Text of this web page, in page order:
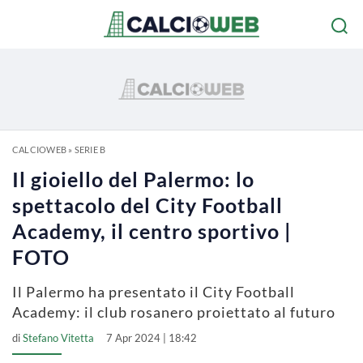
CALCIOWEB» SERIE B
Il gioiello del Palermo: lo
spettacolo del City Football
Academy, il centro sportivo |
FOTO
Il Palermo ha presentato il City Football
Academy: il club rosanero proiettato al futuro
diStefano Vitetta 7 Apr 2024 | 18:42